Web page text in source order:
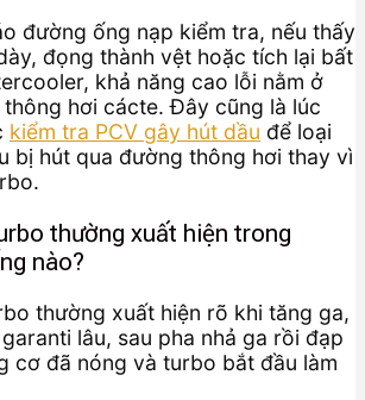
đường ống nạp kiểm tra, nếu thấy
đọng thành vệt hoặc tích lại bất
khả năng cao lỗi nằm ở
hơi cácte. Đây cũng là lúc
kiểm tra PCV gây hút dầu để loại
bị hút qua đường thông hơi thay vì
thường xuất hiện trong
nào?
thường xuất hiện rõ khi tăng ga,
lâu, sau pha nhả ga rồi đạp
cơ đã nóng và turbo bắt đầu làm